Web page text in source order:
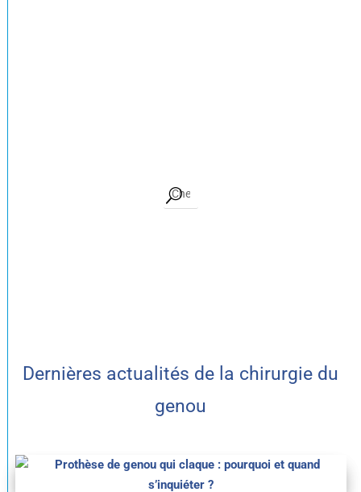
Dernières actualités de la chirurgie du
genou